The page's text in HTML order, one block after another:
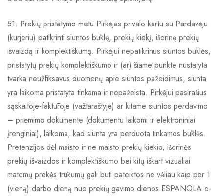
51. Prekių pristatymo metu Pirkėjas privalo kartu su Pardavėju
(kurjeriu) patikrinti siuntos būklę, prekių kiekį, išorinę prekių
išvaizdą ir komplektiškumą. Pirkėjui nepatikrinus siuntos būklės,
pristatytų prekių komplektiškumo ir (ar) šiame punkte nustatyta
tvarka neužfiksavus duomenų apie siuntos pažeidimus, siunta
yra laikoma pristatyta tinkama ir nepažeista. Pirkėjui pasirašius
sąskaitoje-faktūroje (važtaraštyje) ar kitame siuntos perdavimo
– priėmimo dokumente (dokumentu laikomi ir elektroniniai
įrenginiai), laikoma, kad siunta yra perduota tinkamos būklės.
Pretenzijos dėl maisto ir ne maisto prekių kiekio, išorinės
prekių išvaizdos ir komplektiškumo bei kitų iškart vizualiai
matomų prekės trūkumų gali būti pateiktos ne vėliau kaip per 1
(vieną) darbo dieną nuo prekių gavimo dienos ESPANOLA e-